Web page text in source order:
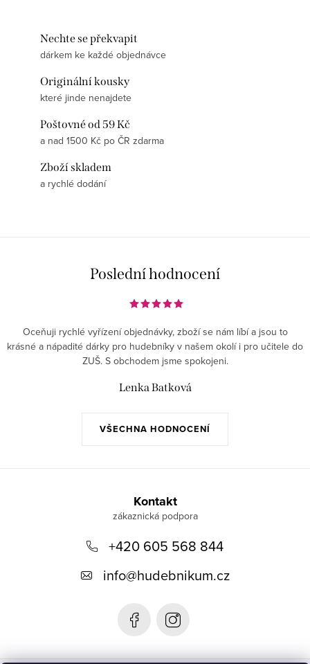
Nechte se překvapit
dárkem ke každé objednávce
Originální kousky
které jinde nenajdete
Poštovné od 59 Kč
a nad 1500 Kč po ČR zdarma
Zboží skladem
a rychlé dodání
Poslední hodnocení
VŠECHNA HODNOCENÍ
Oceňuji rychlé vyřízení objednávky, zboží se nám líbí a jsou to
krásné a nápadité dárky pro hudebníky v našem okolí i pro učitele do
ZUŠ. S obchodem jsme spokojeni.
Lenka Batková
Kontakt
+420 605 568 844
info@hudebnikum.cz